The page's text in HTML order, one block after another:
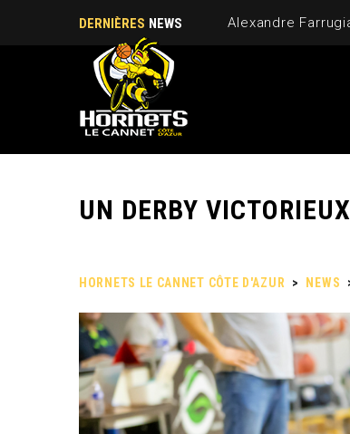
DERNIÈRES NEWS Alexandre
UN DERBY
HORNETS LE CANNET CÔTE D'AZUR > NEWS